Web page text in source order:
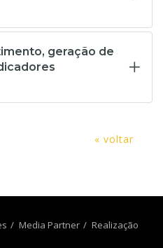
geração de
« voltar
Media Partner Realização